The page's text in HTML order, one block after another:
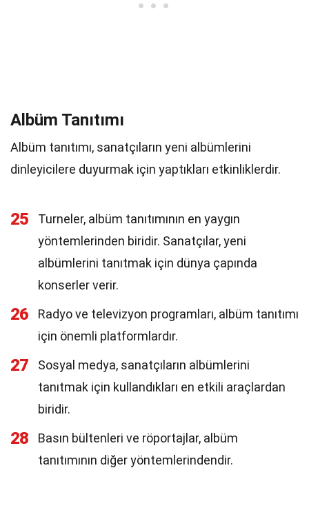
Albüm Tanıtımı
Albüm tanıtımı, sanatçıların yeni albümlerini
dinleyicilere duyurmak için yaptıkları etkinliklerdir.
25
Turneler, albüm tanıtımının en yaygın
yöntemlerinden biridir. Sanatçılar, yeni
albümlerini tanıtmak için dünya çapında
konserler verir.
26
Radyo ve televizyon programları, albüm tanıtımı
için önemli platformlardır.
27
Sosyal medya, sanatçıların albümlerini
tanıtmak için kullandıkları en etkili araçlardan
biridir.
28
Basın bültenleri ve röportajlar, albüm
tanıtımının diğer yöntemlerindendir.